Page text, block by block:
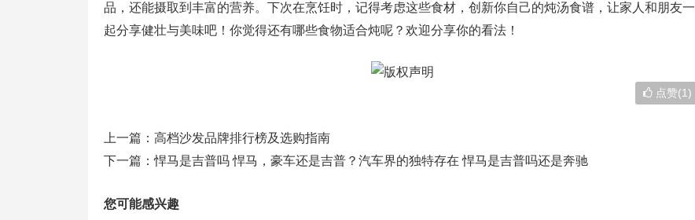
品，还能摄取到丰富的营养。下次在烹饪时，记得考虑这些食材，创新你自己的炖汤食谱，让家人和朋友一
起分享健壮与美味吧！你觉得还有哪些食物适合炖呢？欢迎分享你的看法！
点赞(1)
上一篇： 高档沙发品牌排行榜及选购指南
下一篇：悍马是吉普吗 悍马，豪车还是吉普？汽车界的独特存在 悍马是吉普吗还是奔驰
您可能感兴趣